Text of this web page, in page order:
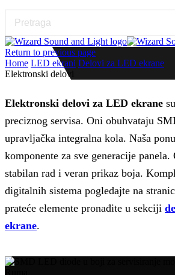
Return to previous page
Home LED ekrani Delovi za LED ekrane
Elektronski delovi
Elektronski delovi za LED ekrane
preciznog servisa. Oni obuhvataju
upravljačka integralna kola. Naša
komponente za sve generacije panela.
stabilan rad i veran prikaz boja.
digitalnih sistema pogledajte na
prateće elemente pronađite u sekciji
ekrane.